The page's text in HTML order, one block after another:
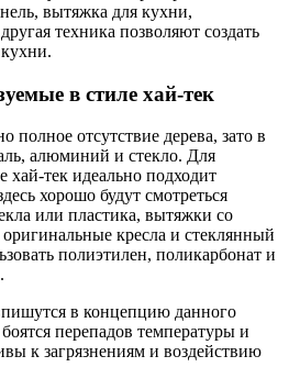
вытяжка для кухни,
техника позволяют создать
в стиле хай-тек
полное отсутствие дерева, зато в
алюминий и стекло. Для
хай-тек идеально подходит
хорошо будут смотреться
или пластика, вытяжки со
кресла и стеклянный
полиэтилен, поликарбонат и
в концепцию данного
перепадов температуры и
к загрязнениям и воздействию